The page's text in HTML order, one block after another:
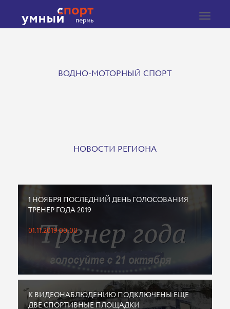
Toggle
ВОДНО-МОТОРНЫЙ СПОРТ
НОВОСТИ РЕГИОНА
1 НОЯБРЯ ПОСЛЕДНИЙ ДЕНЬ ГОЛОСОВАНИЯ
ТРЕНЕР ГОДА 2019
01.11.2019 00:00
К ВИДЕОНАБЛЮДЕНИЮ ПОДКЛЮЧЕНЫ ЕЩЕ
ДВЕ СПОРТИВНЫЕ ПЛОЩАДКИ